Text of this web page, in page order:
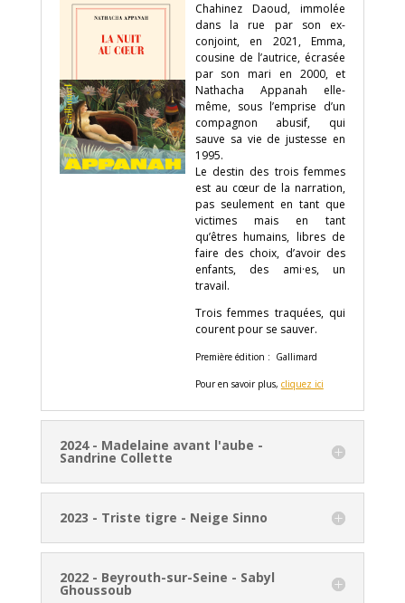
Chahinez Daoud, immolée
dans la rue par son ex-
conjoint, en 2021, Emma,
cousine de l’autrice, écrasée
par son mari en 2000, et
Nathacha Appanah elle-
même, sous l’emprise d’un
compagnon abusif, qui
sauve sa vie de justesse en
1995.
Le destin des trois femmes
est au cœur de la narration,
pas seulement en tant que
victimes mais en tant
qu’êtres humains, libres de
faire des choix, d’avoir des
enfants, des ami·es, un
travail.
Trois femmes traquées, qui
courent pour se sauver.
Première édition : Gallimard
Pour en savoir plus, cliquez ici
2024 - Madelaine avant l'aube -
Sandrine Collette
2023 - Triste tigre - Neige Sinno
2022 - Beyrouth-sur-Seine - Sabyl
Ghoussoub